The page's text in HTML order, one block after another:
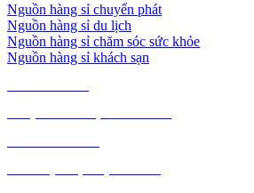
Nguồn hàng sỉ chuyển phát
Nguồn hàng sỉ du lịch
Nguồn hàng sỉ chăm sóc sức khỏe
Nguồn hàng sỉ khách sạn